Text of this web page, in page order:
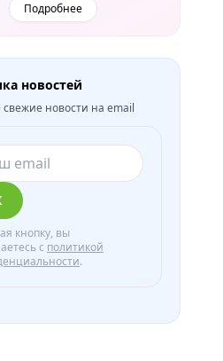
Подробнее
новостей
свежие новости на email
кнопку, вы
с политикой
.